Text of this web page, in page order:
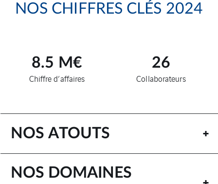
NOS CHIFFRES CLÉS 2024
8.5 M€
Chiffre d’affaires
26
Collaborateurs
NOS ATOUTS
NOS DOMAINES